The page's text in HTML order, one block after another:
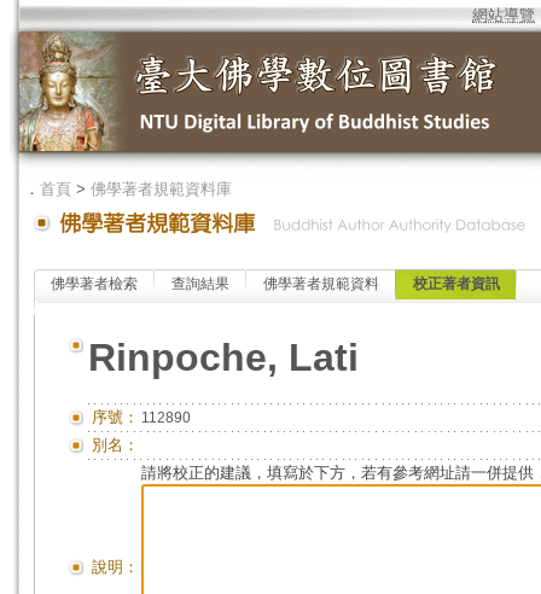
網站導覽
． 首頁 > 佛學著者規範資料庫
佛學著者檢索 查詢結果 佛學著者規範資料 校正著者資訊
Rinpoche, Lati
序號： 112890
別名：
說明：
請將校正的建議，填寫於下方，若有參考網址請一併提供